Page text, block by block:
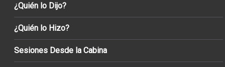
¿Quién lo Dijo?
¿Quién lo Hizo?
Sesiones Desde la Cabina